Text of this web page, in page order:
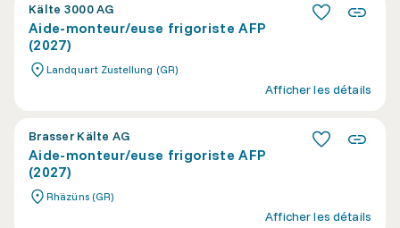
Kälte 3000 AG
Aide-monteur/euse frigoriste AFP
(2027)
Landquart Zustellung (GR)
Afficher les détails
Brasser Kälte AG
Aide-monteur/euse frigoriste AFP
(2027)
Rhäzüns (GR)
Afficher les détails